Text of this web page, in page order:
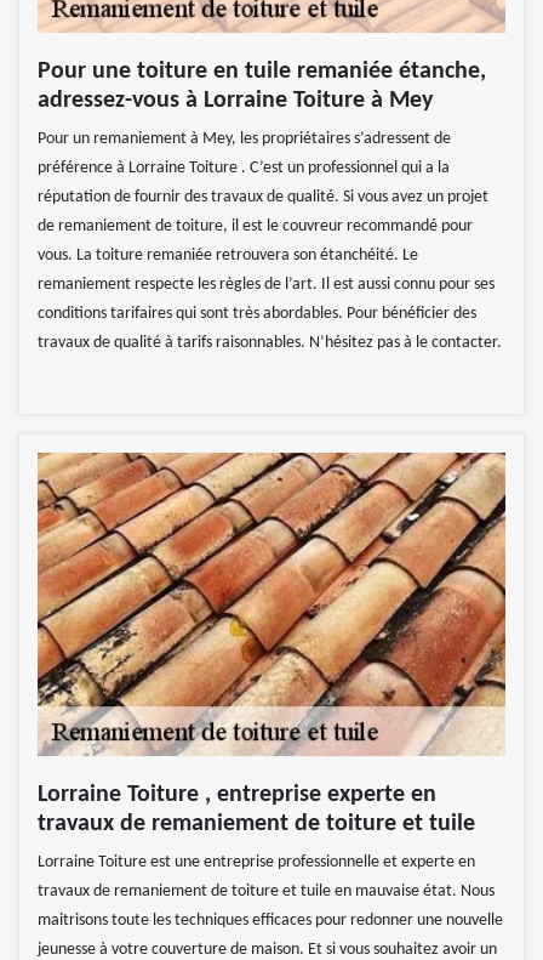
Pour une toiture en tuile remaniée étanche,
adressez-vous à Lorraine Toiture à Mey
Pour un remaniement à Mey, les propriétaires s’adressent de
préférence à Lorraine Toiture . C’est un professionnel qui a la
réputation de fournir des travaux de qualité. Si vous avez un projet
de remaniement de toiture, il est le couvreur recommandé pour
vous. La toiture remaniée retrouvera son étanchéité. Le
remaniement respecte les règles de l’art. Il est aussi connu pour ses
conditions tarifaires qui sont très abordables. Pour bénéficier des
travaux de qualité à tarifs raisonnables. N’hésitez pas à le contacter.
Lorraine Toiture , entreprise experte en
travaux de remaniement de toiture et tuile
Lorraine Toiture est une entreprise professionnelle et experte en
travaux de remaniement de toiture et tuile en mauvaise état. Nous
maitrisons toute les techniques efficaces pour redonner une nouvelle
jeunesse à votre couverture de maison. Et si vous souhaitez avoir un